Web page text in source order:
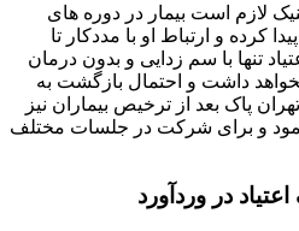
لازم است بیمار در دوره های
کرده و ارتباط او با مددکار تا
تنها با سم زدایی و بدون درمان
داشت و احتمال بازگشت به
پاک بعد از ترخیص بیماران نیز
نمود و برای شرکت در جلسات مختلف
در وردآورد